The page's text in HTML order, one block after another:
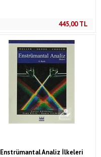
445,00TL
Enstrümantal Analiz İlkeleri